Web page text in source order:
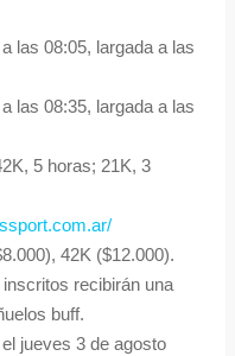
las 08:05, largada a las
las 08:35, largada a las
5 horas; 21K, 3
42K ($12.000).
recibirán una
buff.
jueves 3 de agosto